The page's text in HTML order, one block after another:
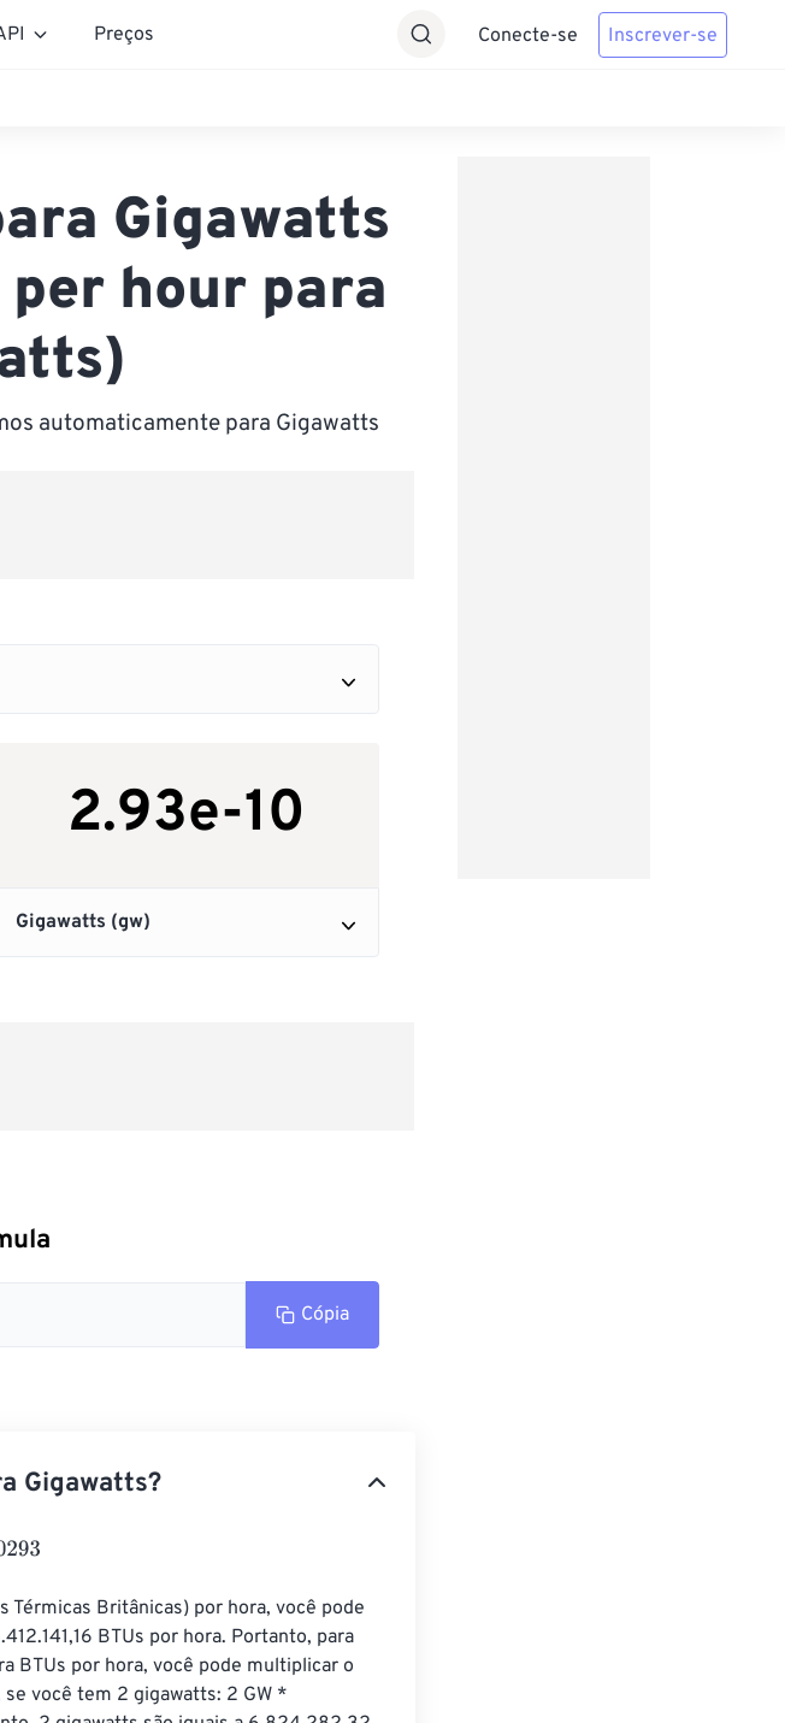
Preços Conecte-se Inscrever-se
Gigawatts
hour para
automaticamente para Gigawatts
Cópia
Gigawatts?
Térmicas Britânicas) por hora, você pode
BTUs por hora. Portanto, para
BTUs por hora, você pode multiplicar o
você tem 2 gigawatts: 2 GW *